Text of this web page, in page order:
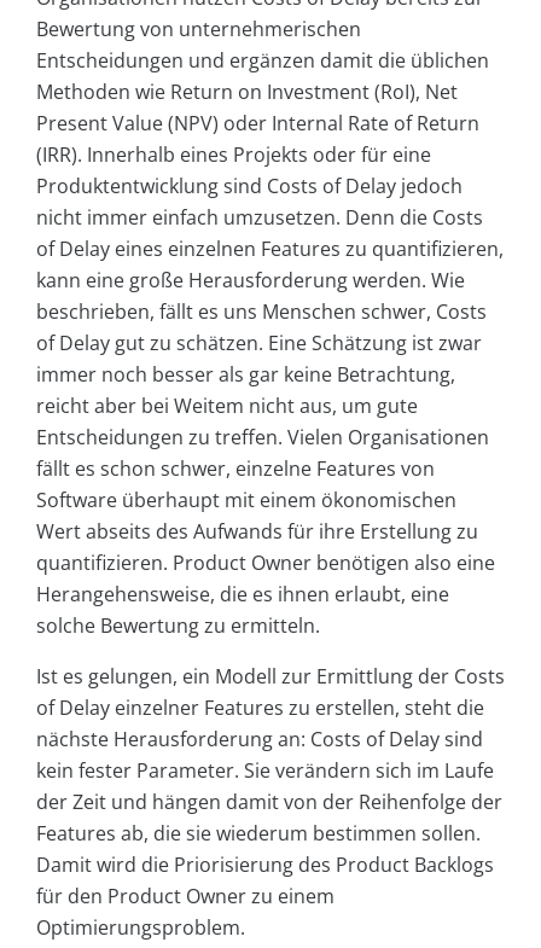
Bewertung von unternehmerischen
Entscheidungen und ergänzen damit die üblichen
Methoden wie Return on Investment (RoI), Net
Present Value (NPV) oder Internal Rate of Return
(IRR). Innerhalb eines Projekts oder für eine
Produktentwicklung sind Costs of Delay jedoch
nicht immer einfach umzusetzen. Denn die Costs
of Delay eines einzelnen Features zu quantifizieren,
kann eine große Herausforderung werden. Wie
beschrieben, fällt es uns Menschen schwer, Costs
of Delay gut zu schätzen. Eine Schätzung ist zwar
immer noch besser als gar keine Betrachtung,
reicht aber bei Weitem nicht aus, um gute
Entscheidungen zu treffen. Vielen Organisationen
fällt es schon schwer, einzelne Features von
Software überhaupt mit einem ökonomischen
Wert abseits des Aufwands für ihre Erstellung zu
quantifizieren. Product Owner benötigen also eine
Herangehensweise, die es ihnen erlaubt, eine
solche Bewertung zu ermitteln.
Ist es gelungen, ein Modell zur Ermittlung der Costs
of Delay einzelner Features zu erstellen, steht die
nächste Herausforderung an: Costs of Delay sind
kein fester Parameter. Sie verändern sich im Laufe
der Zeit und hängen damit von der Reihenfolge der
Features ab, die sie wiederum bestimmen sollen.
Damit wird die Priorisierung des Product Backlogs
für den Product Owner zu einem
Optimierungsproblem.